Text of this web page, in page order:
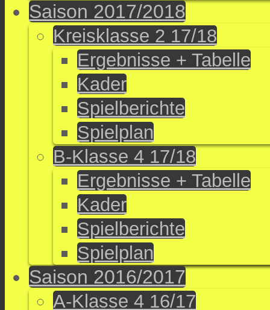
Saison 2017/2018
Kreisklasse 2 17/18
Ergebnisse + Tabelle
Kader
Spielberichte
Spielplan
B-Klasse 4 17/18
Ergebnisse + Tabelle
Kader
Spielberichte
Spielplan
Saison 2016/2017
A-Klasse 4 16/17